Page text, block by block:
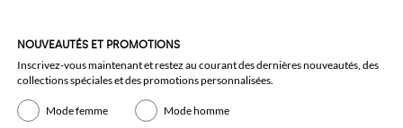
NOUVEAUTÉS ET PROMOTIONS
Inscrivez-vous maintenant et restez au courant des dernières nouveautés, des
collections spéciales et des promotions personnalisées.
Mode femme Mode homme